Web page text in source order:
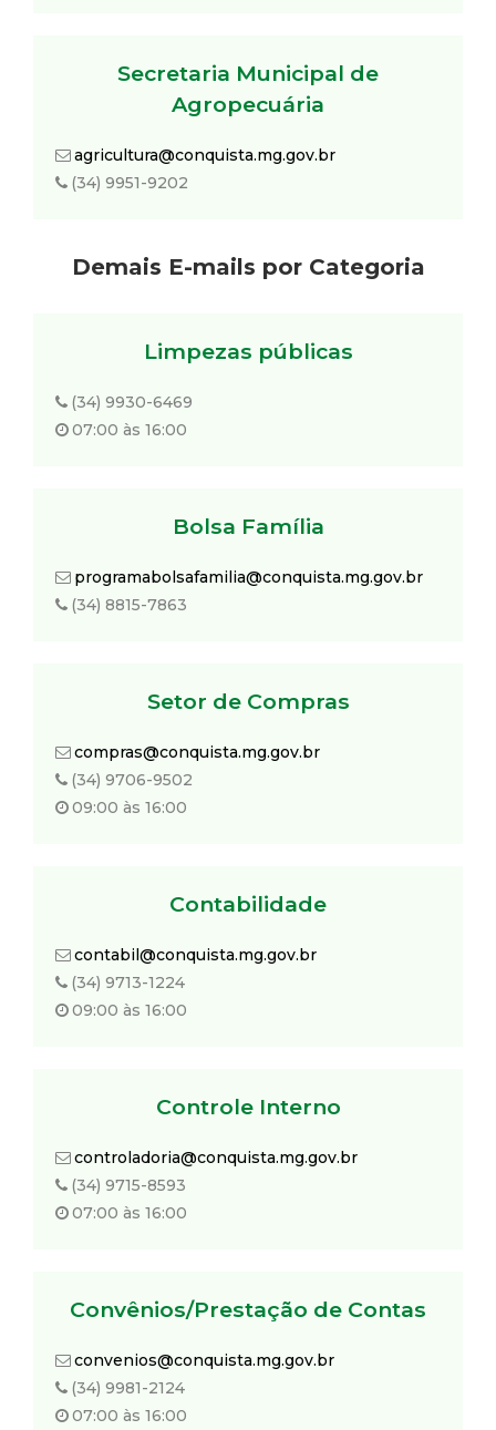
Secretaria Municipal de
Agropecuária
agricultura@conquista.mg.gov.br
(34) 9951-9202
Demais E-mails por Categoria
Limpezas públicas
(34) 9930-6469
07:00 às 16:00
Bolsa Família
programabolsafamilia@conquista.mg.gov.br
(34) 8815-7863
Setor de Compras
compras@conquista.mg.gov.br
(34) 9706-9502
09:00 às 16:00
Contabilidade
contabil@conquista.mg.gov.br
(34) 9713-1224
09:00 às 16:00
Controle Interno
controladoria@conquista.mg.gov.br
(34) 9715-8593
07:00 às 16:00
Convênios/Prestação de Contas
convenios@conquista.mg.gov.br
(34) 9981-2124
07:00 às 16:00